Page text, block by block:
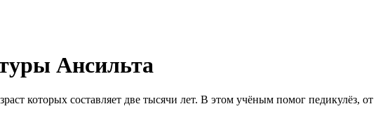
Ансильта
которых составляет две тысячи лет. В этом учёным помог педикулёз, от